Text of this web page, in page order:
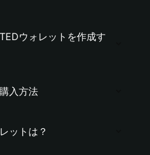
ウォレットを作成す
入方法
ットは？